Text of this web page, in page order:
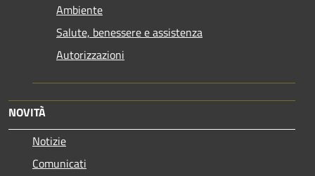
Ambiente
Salute, benessere e assistenza
Autorizzazioni
NOVITÀ
Notizie
Comunicati